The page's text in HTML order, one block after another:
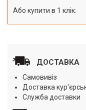
Або купити в 1 клік:
ДОСТАВКА
Самовивіз
Доставка
Служба доставки